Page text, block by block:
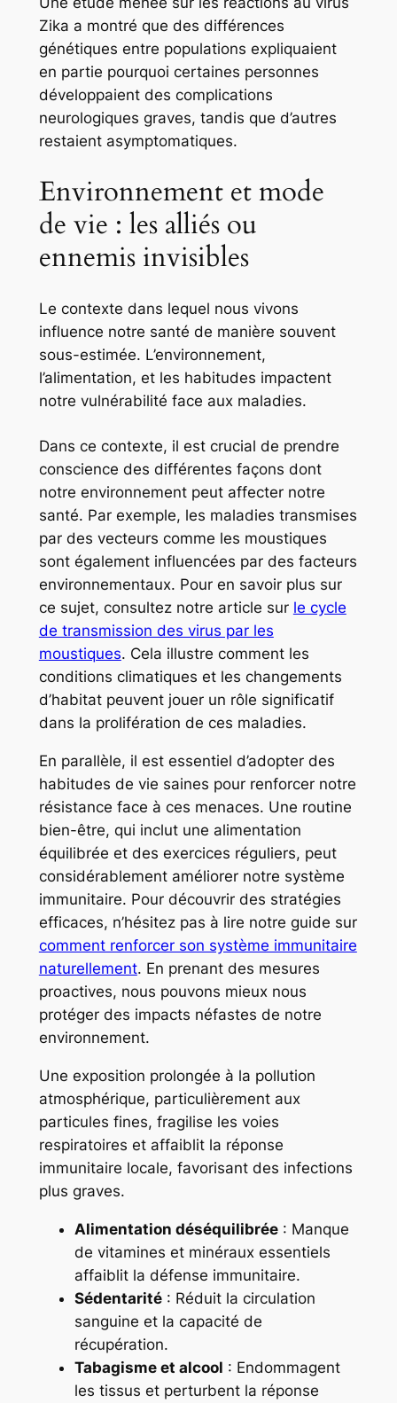
Zika a montré que des différences
génétiques entre populations expliquaient
en partie pourquoi certaines personnes
développaient des complications
neurologiques graves, tandis que d’autres
restaient asymptomatiques.
Environnement et mode
de vie : les alliés ou
ennemis invisibles
Le contexte dans lequel nous vivons
influence notre santé de manière souvent
sous-estimée. L’environnement,
l’alimentation, et les habitudes impactent
notre vulnérabilité face aux maladies.
Dans ce contexte, il est crucial de prendre
conscience des différentes façons dont
notre environnement peut affecter notre
santé. Par exemple, les maladies transmises
par des vecteurs comme les moustiques
sont également influencées par des facteurs
environnementaux. Pour en savoir plus sur
ce sujet, consultez notre article sur le cycle
de transmission des virus par les
moustiques. Cela illustre comment les
conditions climatiques et les changements
d’habitat peuvent jouer un rôle significatif
dans la prolifération de ces maladies.
En parallèle, il est essentiel d’adopter des
habitudes de vie saines pour renforcer notre
résistance face à ces menaces. Une routine
bien-être, qui inclut une alimentation
équilibrée et des exercices réguliers, peut
considérablement améliorer notre système
immunitaire. Pour découvrir des stratégies
efficaces, n’hésitez pas à lire notre guide sur
comment renforcer son système immunitaire
naturellement. En prenant des mesures
proactives, nous pouvons mieux nous
protéger des impacts néfastes de notre
environnement.
Une exposition prolongée à la pollution
atmosphérique, particulièrement aux
particules fines, fragilise les voies
respiratoires et affaiblit la réponse
immunitaire locale, favorisant des infections
plus graves.
Alimentation déséquilibrée: Manque
de vitamines et minéraux essentiels
affaiblit la défense immunitaire.
Sédentarité: Réduit la circulation
sanguine et la capacité de
récupération.
Tabagisme et alcool : Endommagent
les tissus et perturbent la réponse